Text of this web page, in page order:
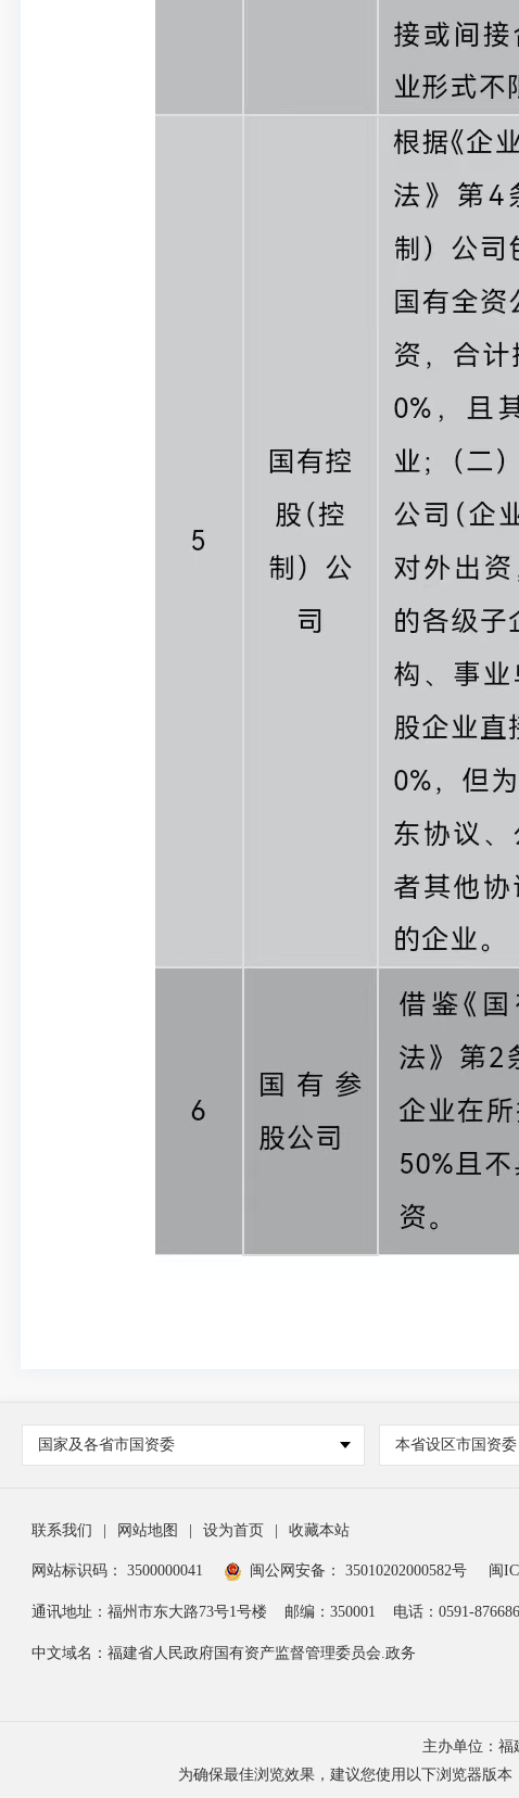
国家及各省市国资委 本省设区市国资委
联系我们 | 网站地图 | 设为首页 | 收藏本站
网站标识码： 3500000041 闽公网安备： 35010202000582号 闽
通讯地址：福州市东大路73号1号楼 邮编：350001 电话：0591-
中文域名：福建省人民政府国有资产监督管理委员会.政务
主办单位：福
为确保最佳浏览效果，建议您使用以下浏览器版本